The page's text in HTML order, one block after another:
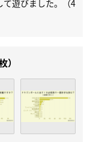
て遊びました。（4
）